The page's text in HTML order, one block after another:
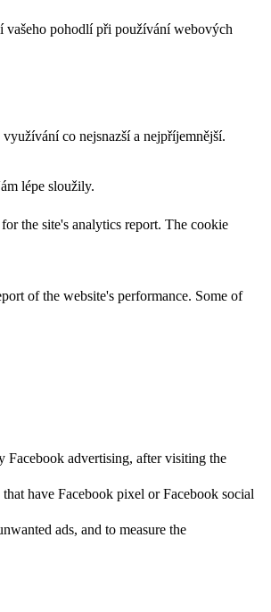
vašeho pohodlí při používání webových
co nejsnazší a nejpříjemnější.
lépe sloužily.
the site's analytics report. The cookie
of the website's performance. Some of
Facebook advertising, after visiting the
have Facebook pixel or Facebook social
ads, and to measure the